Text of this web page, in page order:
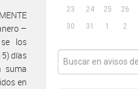
23
24 25 26
30
31 1 2
–
se los
días
suma
en